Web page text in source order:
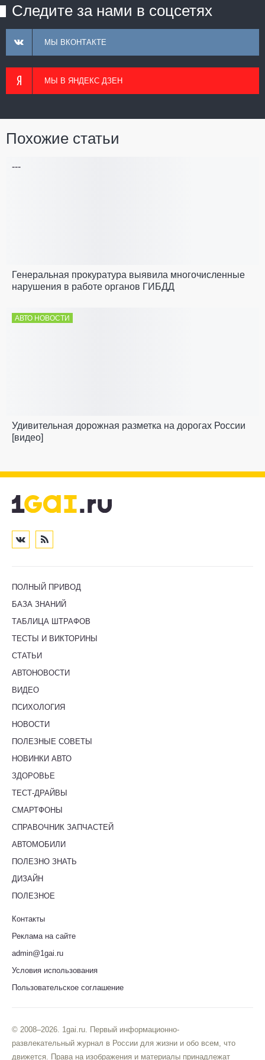
Следите за нами в соцсетях
МЫ ВКОНТАКТЕ
МЫ В ЯНДЕКС ДЗЕН
Похожие статьи
---
Генеральная прокуратура выявила многочисленные
нарушения в работе органов ГИБДД
АВТО НОВОСТИ
Удивительная дорожная разметка на дорогах России
[видео]
ПОЛНЫЙ ПРИВОД
БАЗА ЗНАНИЙ
ТАБЛИЦА ШТРАФОВ
ТЕСТЫ И ВИКТОРИНЫ
СТАТЬИ
АВТОНОВОСТИ
ВИДЕО
ПСИХОЛОГИЯ
НОВОСТИ
ПОЛЕЗНЫЕ СОВЕТЫ
НОВИНКИ АВТО
ЗДОРОВЬЕ
ТЕСТ-ДРАЙВЫ
СМАРТФОНЫ
СПРАВОЧНИК ЗАПЧАСТЕЙ
АВТОМОБИЛИ
ПОЛЕЗНО ЗНАТЬ
ДИЗАЙН
ПОЛЕЗНОЕ
Контакты
Реклама на сайте
admin@1gai.ru
Условия использования
Пользовательское соглашение
© 2008–2026. 1gai.ru. Первый информационно-
развлекательный журнал в России для жизни и обо всем, что
движется. Права на изображения и материалы принадлежат